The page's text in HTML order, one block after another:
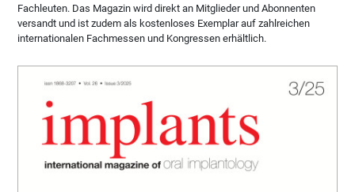
Fachleuten. Das Magazin wird direkt an Mitglieder und Abonnenten
versandt und ist zudem als kostenloses Exemplar auf zahlreichen
internationalen Fachmessen und Kongressen erhältlich.